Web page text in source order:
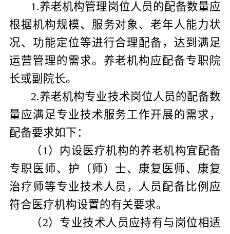
1.养老机构管理岗位人员的配备数量应
根据机构规模、服务对象、老年人能力状
况、功能定位等进行合理配备，达到满足
运营管理的需求。养老机构应配备专职院
长或副院长。
2.养老机构专业技术岗位人员的配备数
量应满足专业技术服务工作开展的需求，
配备要求如下：
（ 1）内设医疗机构的养老机构宜配备
专职医师、护（师）士、康复医师、康复
治疗师等专业技术人员，人员配备比例应
符合医疗机构设置的有关要求。
（2）专业技术人员应持有与岗位相适